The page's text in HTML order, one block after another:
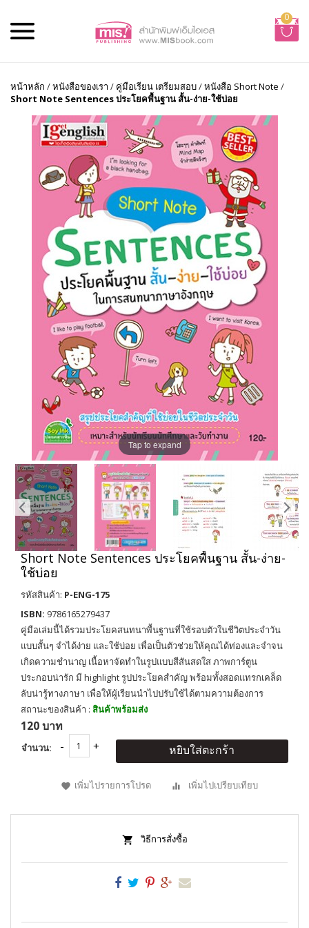
0
หน้าหลัก /หนังสือของเรา / คู่มือเรียน เตรียมสอบ/หนังสือ Short Note /
Short Note Sentences ประโยคพื้นฐาน สั้น-ง่าย-ใช้บ่อย
Tap to expand
Short Note Sentences ประโยคพื้นฐาน สั้น-ง่าย-
ใช้บ่อย
รหัสสินค้า: P-ENG-175
ISBN: 9786165279437
คู่มือเล่มนี้ได้รวมประโยคสนทนาพื้นฐานที่ใช้รอบตัวในชีวิตประจำวัน
แบบสั้นๆ จำได้ง่าย และใช้บ่อย เพื่อเป็นตัวช่วยให้คุณได้ท่องและจำจน
เกิดความชำนาญ เนื้อหาจัดทำในรูปแบบสีสันสดใส ภาพการ์ตูน
ประกอบน่ารัก มี highlight รูปประโยคสำคัญ พร้อมทั้งสอดแทรกเคล็ด
ลับน่ารู้ทางภาษา เพื่อให้ผู้เรียนนำไปปรับใช้ได้ตามความต้องการ
สถานะของสินค้า : สินค้าพร้อมส่ง
120 บาท
จำนวน: หยิบใส่ตะกร้า
เพิ่มไปรายการโปรด เพิ่มไปเปรียบเทียบ
วิธีการสั่งซื้อ